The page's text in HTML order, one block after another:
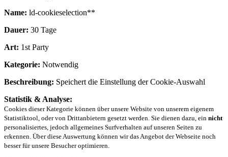
Name: ld-cookieselection**
Dauer: 30 Tage
Art: 1st Party
Kategorie: Notwendig
Beschreibung: Speichert die Einstellung der Cookie-Auswahl
Statistik & Analyse:
Cookies dieser Kategorie können über unsere Website von unserem eigenem
Statistiktool, oder von Drittanbietern gesetzt werden. Sie dienen dazu, ein nicht
personalisiertes, jedoch allgemeines Surfverhalten auf unseren Seiten zu
erkennen. Über diese Auswertung können wir das Angebot der Webseite noch
besser für unsere Besucher optimieren.